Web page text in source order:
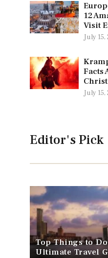
12
Visit
July 15,
Facts
July 15,
Editor's Pick
Top Things to
Ultimate Travel